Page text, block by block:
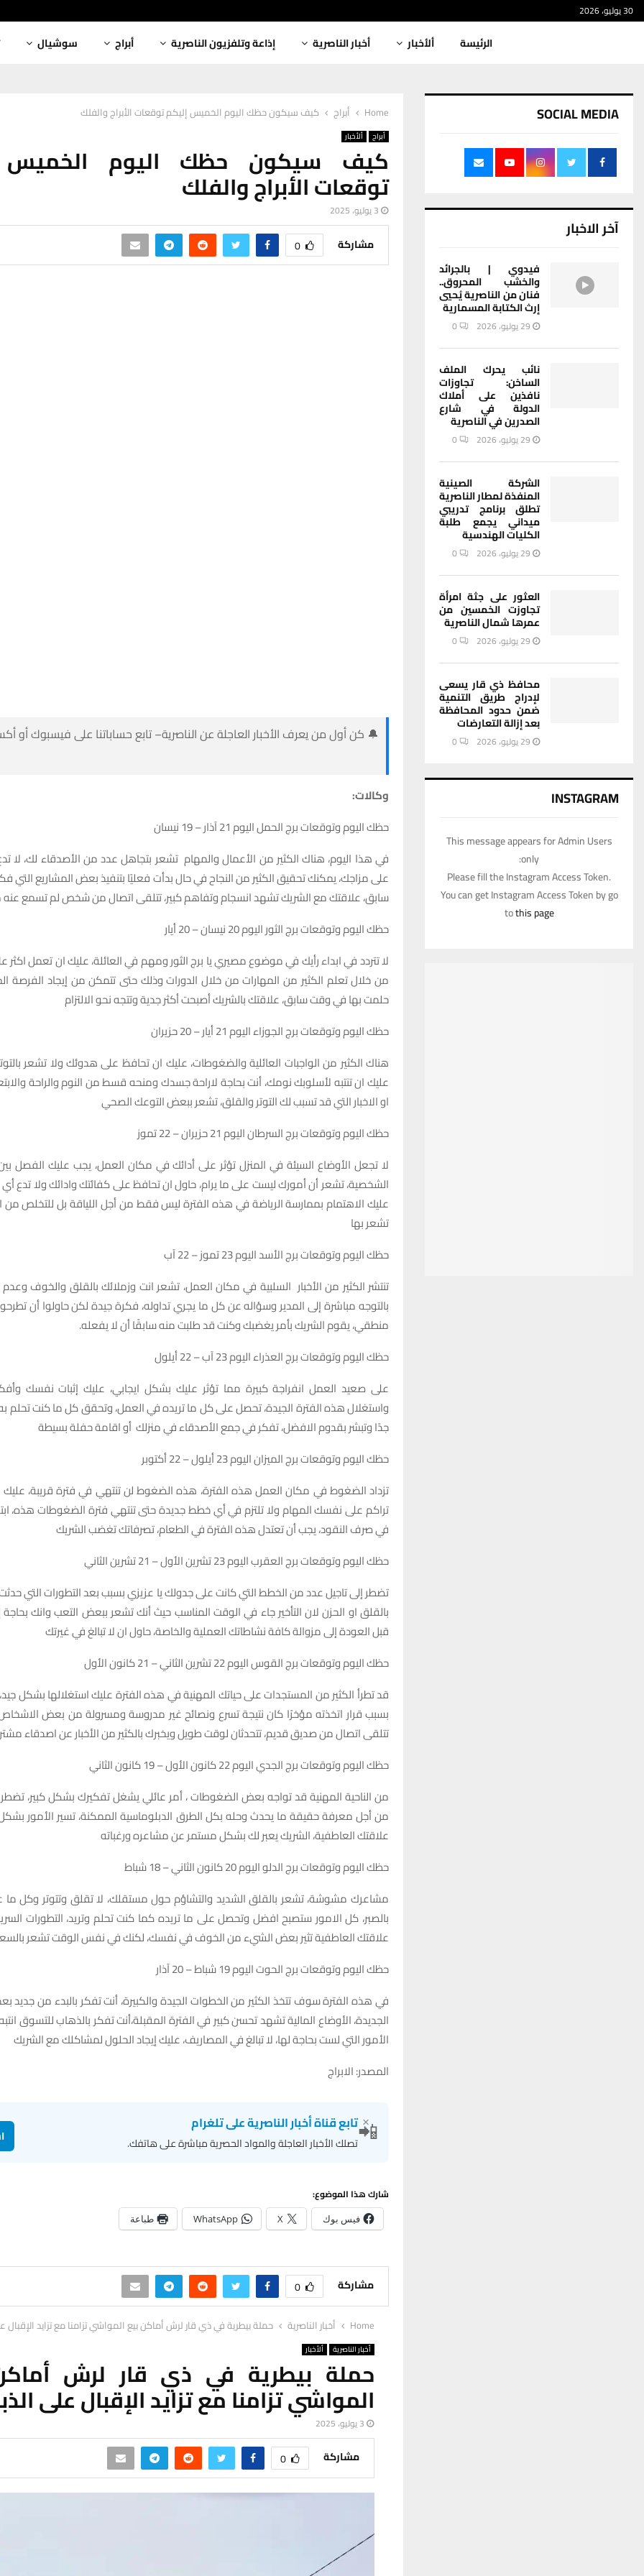
30 يوليو، 2026
الرئيسة ألأخبار أخبار الناصرية إذاعة وتلفزيون الناصرية أبراج سوشيال
Home أبراج كيف سيكون حظك اليوم الخميس إليكم توقعات الأبراج والفلك
أبراج ألأخبار
كيف سيكون حظك اليوم الخميس
توقعات الأبراج والفلك
3 يوليو، 2025
مشاركة 0
🔔 كن أول من يعرف الأخبار العاجلة عن الناصرية– تابع حساباتنا على فيسبوك أو
وكالات:
حظك اليوم وتوقعات برج الحمل اليوم 21 آذار – 19 نيسان
في هذا اليوم، هناك الكثير من الأعمال والمهام تشعر بتجاهل عدد من الأصدقاء لك، لا
على مزاجك، يمكنك تحقيق الكثير من النجاح في حال بدأت فعليًا بتنفيذ بعض المشاريع
سابق، علاقتك مع الشريك تشهد انسجام وتفاهم كبير، تتلقى اتصال من شخص لم تسمع
حظك اليوم وتوقعات برج الثور اليوم 20 نيسان – 20 أيار
لا تتردد في ابداء رأيك في موضوع مصيري يا برج الثور ومهم في العائلة، عليك ان تعمل
من خلال تعلم الكثير من المهارات من خلال الدورات وذلك حتى تتمكن من إيجاد الفرصة
حلمت بها في وقت سابق، علاقتك بالشريك أصبحت أكثر جدية وتتجه نحو الالتزام
حظك اليوم وتوقعات برج الجوزاء اليوم 21 أيار – 20 حزيران
هناك الكثير من الواجبات العائلية والضغوطات، عليك ان تحافظ على هدوئك ولا تشعر
عليك ان تنتبه لأسلوبك نومك، أنت بحاجة لاراحة جسدك ومنحه قسط من النوم والراحة
او الاخبار التي قد تسبب لك التوتر والقلق، تشعر ببعض التوعك الصحي
حظك اليوم وتوقعات برج السرطان اليوم 21 حزيران – 22 تموز
لا تجعل الأوضاع السيئة في المنزل تؤثر على أدائك في مكان العمل، يجب عليك الفصل
الشخصية، تشعر أن أمورك ليست على ما يرام، حاول ان تحافظ على كفائتك وادائك ولا تدع أي
عليك الاهتمام بممارسة الرياضة في هذه الفترة ليس فقط من أجل اللياقة بل للتخلص
تشعر بها
حظك اليوم وتوقعات برج الأسد اليوم 23 تموز – 22 آب
تنتشر الكثير من الأخبار السلبية في مكان العمل، تشعر انت وزملائك بالقلق والخوف
بالتوجه مباشرة إلى المدير وسؤاله عن كل ما يجري تداوله، فكرة جيدة لكن حاولوا أن
منطقي، يقوم الشريك بأمر يغضبك وكنت قد طلبت منه سابقًا أن لا يفعله.
حظك اليوم وتوقعات برج العذراء اليوم 23 آب – 22 أيلول
على صعيد العمل انفراجة كبيرة مما تؤثر عليك بشكل ايجابي، عليك إثبات نفسك
واستغلال هذه الفترة الجيدة، تحصل على كل ما تريده في العمل، وتحقق كل ما كنت تحلم به،
جدًا وتبشر بقدوم الافضل، تفكر في جمع الأصدقاء في منزلك أو اقامة حفلة بسيطة
حظك اليوم وتوقعات برج الميزان اليوم 23 أيلول – 22 أکتوبر
تزداد الضغوط في مكان العمل هذه الفترة، هذه الضغوط لن تنتهي في فترة قريبة، عليك
تراكم على نفسك المهام ولا تلتزم في أي خطط جديدة حتى تنتهي فترة الضغوطات هذه،
في صرف النقود، يجب أن تعتدل هذه الفترة في الطعام، تصرفاتك تغضب الشريك
حظك اليوم وتوقعات برج العقرب اليوم 23 تشرين الأول – 21 تشرين الثاني
تضطر إلى تاجيل عدد من الخطط التي كانت على جدولك يا عزيزي بسبب بعد التطورات التي
بالقلق او الحزن لان التأخير جاء في الوقت المناسب حيث أنك تشعر ببعض التعب وانك
قبل العودة إلى مزوالة كافة نشاطاتك العملية والخاصة، حاول ان لا تبالغ في غيرتك
حظك اليوم وتوقعات برج القوس اليوم 22 تشرين الثاني – 21 كانون الأول
قد تطرأ الكثير من المستجدات على حياتك المهنية في هذه الفترة عليك استغلالها بشكل
بسبب قرار اتخذته مؤخرًا كان نتيجة تسرع ونصائح غير مدروسة ومسرولة من بعض
تتلقى اتصال من صديق قديم، تتحدثان لوقت طويل ويخبرك بالكثير من الأخبار عن اصدقاء
حظك اليوم وتوقعات برج الجدي اليوم 22 كانون الأول – 19 كانون الثاني
من الناحية المهنية قد تواجه بعض الضغوطات ، أمر عائلي يشغل تفكيرك بشكل كبير،
من أجل معرفة حقيقة ما يحدث وحله بكل الطرق الدبلوماسية الممكنة، تسير الأمور
علاقتك العاطفية، الشريك يعبر لك بشكل مستمر عن مشاعره ورغباته
حظك اليوم وتوقعات برج الدلو اليوم 20 كانون الثاني – 18 شباط
مشاعرك مشوشة، تشعر بالقلق الشديد والتشاؤم حول مستقلك، لا تقلق وتتوتر وكل ما
بالصبر، كل الامور ستصبح افضل وتحصل على ما تريده كما كنت تحلم وتريد، التطورات
علاقتك العاطفية تثير بعض الشيء من الخوف في نفسك، لكنك في نفس الوقت تشعر
حظك اليوم وتوقعات برج الحوت اليوم 19 شباط – 20 آذار
في هذه الفترة سوف تتخذ الكثير من الخطوات الجيدة والكبيرة، أنت تفكر بالبدء من جديد
الجديدة، الأوضاع المالية تشهد تحسن كبير في الفترة المقبلة،أنت تفكر بالذهاب للتسوق
الأمور التي لست بحاجة لها، لا تبالغ في المصاريف، عليك إيجاد الحلول لمشاكلك مع الشريك
المصدر: الابراج
×
📲تابع قناة أخبار الناصرية على تلغرام
تصلك الأخبار العاجلة والمواد الحصرية مباشرة على هاتفك.
شارك هذا الموضوع:
فيس بوك X
WhatsApp طباعة
مشاركة 0
Home أخبار الناصرية حملة بيطرية في ذي قار لرش أماكن بيع المواشي تزامنا مع تزايد الإقبال
أخبار الناصرية ألأخبار
حملة بيطرية في ذي قار لرش
المواشي تزامنا مع تزايد الإقبال على
3 يوليو، 2025
مشاركة 0
SOCIAL MEDIA
آخر الاخبار
فيدوي | بالجرائد
والخشب المحروق..
فنان من الناصرية يُحيي
إرث الكتابة المسمارية
29 يوليو، 2026 0
نائب يحرك الملف
الساخن: تجاوزات
نافذين على أملاك
الدولة في شارع
الصدرين في الناصرية
29 يوليو، 2026 0
الشركة الصينية
المنفذة لمطار الناصرية
تطلق برنامج تدريبي
ميداني يجمع طلبة
الكليات الهندسية
29 يوليو، 2026 0
العثور على جثة امرأة
تجاوزت الخمسين من
عمرها شمال الناصرية
29 يوليو، 2026 0
محافظ ذي قار يسعى
لإدراج طريق التنمية
ضمن حدود المحافظة
بعد إزالة التعارضات
29 يوليو، 2026 0
INSTAGRAM
This message appears for Admin Users
only:
Please fill the Instagram Access Token.
You can get Instagram Access Token by go
tothis page